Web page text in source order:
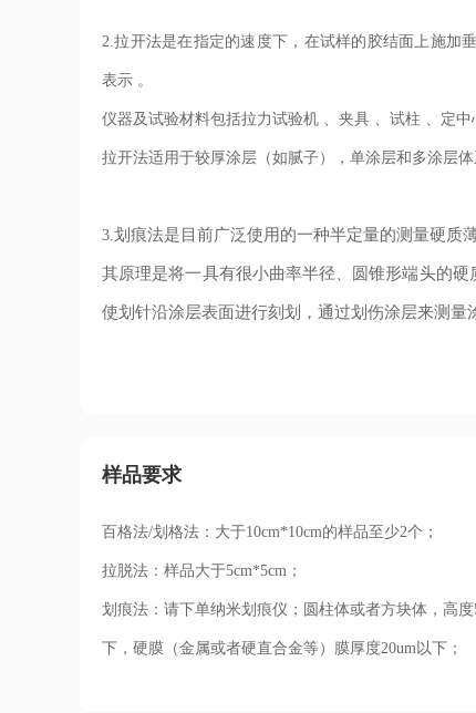
2.拉开法是在指定的速度下，在试样的胶结面上施加
表示 。
仪器及试验材料包括拉力试验机 、夹具 、试柱 、定中
拉开法适用于较厚涂层（如腻子），单涂层和多涂层
3.划痕法是目前广泛使用的一种半定量的测量硬质
其原理是将一具有很小曲率半径、圆锥形端头的
使划针沿涂层表面进行刻划，通过划伤涂层来测量
样品要求
百格法/划格法：大于10cm*10cm的样品至少2个；
拉脱法：样品大于5cm*5cm；
划痕法：请下单纳米划痕仪； 圆柱体或者方块体，高
下，硬膜（金属或者硬直合金等）膜厚度20um以下；